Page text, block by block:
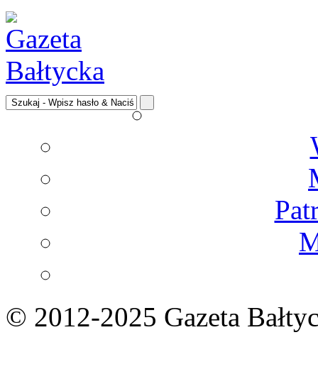
© 2012-2025 Gazeta